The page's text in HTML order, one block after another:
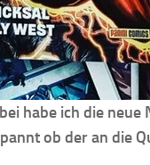
habe ich die
ob der an die